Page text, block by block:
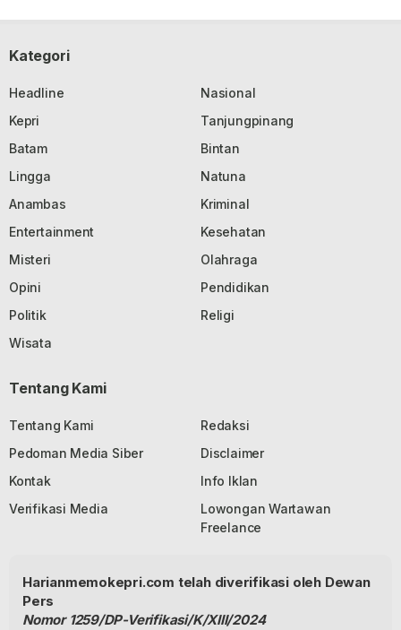
Kategori
Headline
Nasional
Kepri
Tanjungpinang
Batam
Bintan
Lingga
Natuna
Anambas
Kriminal
Entertainment
Kesehatan
Misteri
Olahraga
Opini
Pendidikan
Politik
Religi
Wisata
Tentang Kami
Tentang Kami
Redaksi
Pedoman Media Siber
Disclaimer
Kontak
Info Iklan
Verifikasi Media
Lowongan Wartawan
Freelance
Harianmemokepri.com telah diverifikasi oleh Dewan
Pers
Nomor 1259/DP-Verifikasi/K/XIII/2024